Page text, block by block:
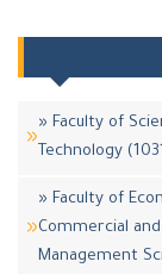
» Faculty of
Technology
» Faculty of
Commercial and
Management